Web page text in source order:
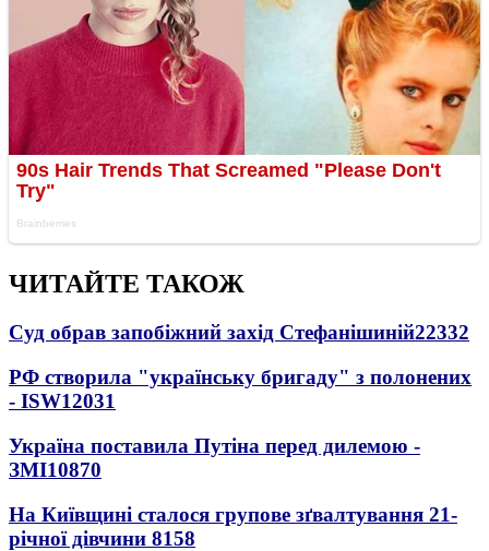
ЧИТАЙТЕ ТАКОЖ
Суд обрав запобіжний захід Стефанішиній22332
РФ створила "українську бригаду" з полонених
- ISW12031
Україна поставила Путіна перед дилемою -
ЗМІ10870
На Київщині сталося групове зґвалтування 21-
річної дівчини 8158